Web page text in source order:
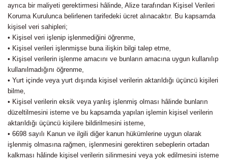
ayrıca bir maliyeti gerektirmesi hâlinde, Alize tarafından Kişisel Verileri
Koruma Kurulunca belirlenen tarifedeki ücret alınacaktır. Bu kapsamda
kişisel veri sahipleri;
• Kişisel veri işlenip işlenmediğini öğrenme,
• Kişisel verileri işlenmişse buna ilişkin bilgi talep etme,
• Kişisel verilerin işlenme amacını ve bunların amacına uygun kullanılıp
kullanılmadığını öğrenme,
• Yurt içinde veya yurt dışında kişisel verilerin aktarıldığı üçüncü kişileri
bilme,
• Kişisel verilerin eksik veya yanlış işlenmiş olması hâlinde bunların
düzeltilmesini isteme ve bu kapsamda yapılan işlemin kişisel verilerin
aktarıldığı üçüncü kişilere bildirilmesini isteme,
• 6698 sayılı Kanun ve ilgili diğer kanun hükümlerine uygun olarak
işlenmiş olmasına rağmen, işlenmesini gerektiren sebeplerin ortadan
kalkması hâlinde kişisel verilerin silinmesini veya yok edilmesini isteme